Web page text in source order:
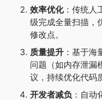
效率优化：传统人
级完成全量扫描，
修改点。
质量提升 ：基于
问题（如内存泄漏
议，持续优化代码
开发者减负 ：自